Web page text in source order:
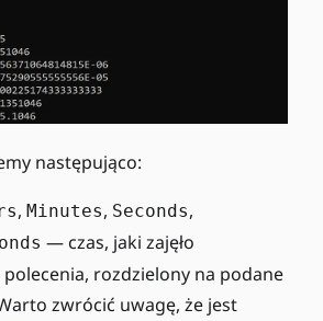
następująco:
, Minutes, Seconds,
— czas, jaki zajęło
rozdzielony na podane
zwrócić uwagę, że jest